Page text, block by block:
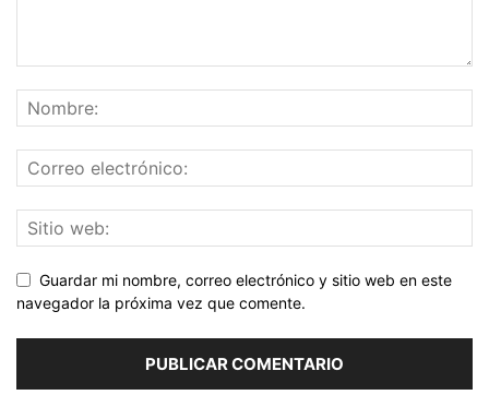
Guardar mi nombre, correo electrónico y sitio web en este
navegador la próxima vez que comente.